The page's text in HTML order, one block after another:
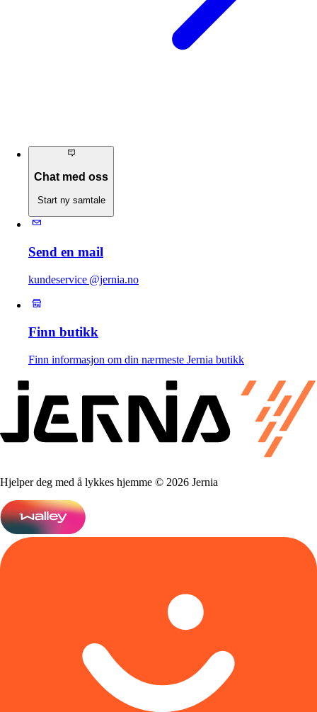
Chat med oss
Start ny samtale
Send en mail
kundeservice @jernia.no
Finn butikk
Finn informasjon om din nærmeste Jernia butikk
Hjelper deg med å lykkes hjemme © 2026 Jernia